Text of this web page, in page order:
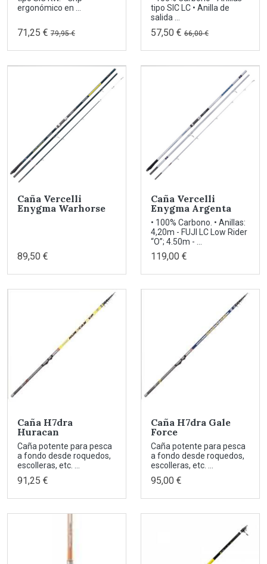
ergonómico en ...
71,25 € 79,95 €
tipo SIC LC • Anilla de
salida ...
57,50 € 66,00 €
Caña Vercelli
Enygma Warhorse
89,50 €
Caña Vercelli
Enygma Argenta
• 100% Carbono. • Anillas:
4,20m - FUJI LC Low Rider
“O”; 4.50m - ...
119,00 €
Caña H7dra
Huracan
Caña potente para pesca
a fondo desde roquedos,
escolleras, etc. ...
91,25 €
Caña H7dra Gale
Force
Caña potente para pesca
a fondo desde roquedos,
escolleras, etc. ...
95,00 €